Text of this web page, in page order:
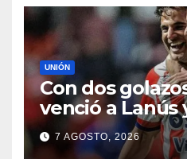
UNIÓN
Con dos
venció a Lanús
primer triunfo
7 AGOSTO, 2026